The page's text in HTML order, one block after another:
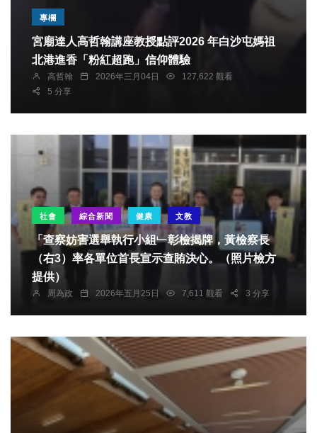
專欄
宮廟達人高哲翰講座教授點評2026 年白沙屯媽祖
北港進香「粉紅超跑」信仰體驗
高哲翰 2026年三月04日
127,622 觀看
5 分享
社會 綜合新聞 健康 文教
「查察妨害選舉執行小組﹂彰檢揭牌，黃檢察長
（右3）率各單位首長宣示查賄決心。（照片檢方
提供）
周為政 2026年五月25日 7,611 觀看 3 分享